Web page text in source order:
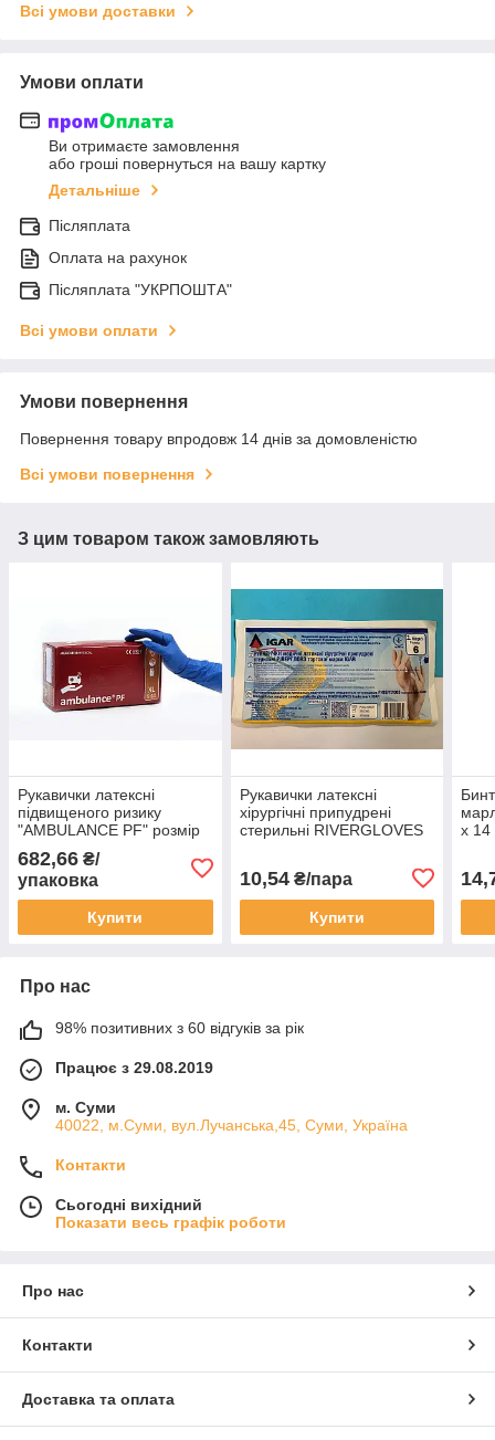
Всі умови доставки
Умови оплати
Ви отримаєте замовлення
або гроші повернуться на вашу картку
Детальніше
Післяплата
Оплата на рахунок
Післяплата "УКРПОШТА"
Всі умови оплати
Умови повернення
Повернення товару впродовж 14 днів за домовленістю
Всі умови повернення
З цим товаром також замовляють
Рукавички латексні
підвищеного ризику
"AMBULANCE PF" розмір
уп(25 пар)
682,66 ₴/
упаковка
Купити
Рукавички латексні
хірургічні припудрені
стерильні RIVERGLOVES
10,54₴/пара
Купити
Бинт
х 14
Про нас
98% позитивних з 60 відгуків за рік
Працює з 29.08.2019
м. Суми
40022, м.Суми, вул.Лучанська,45, Суми, Україна
Контакти
Сьогодні вихідний
Показати весь графік роботи
Про нас
Контакти
Доставка та оплата